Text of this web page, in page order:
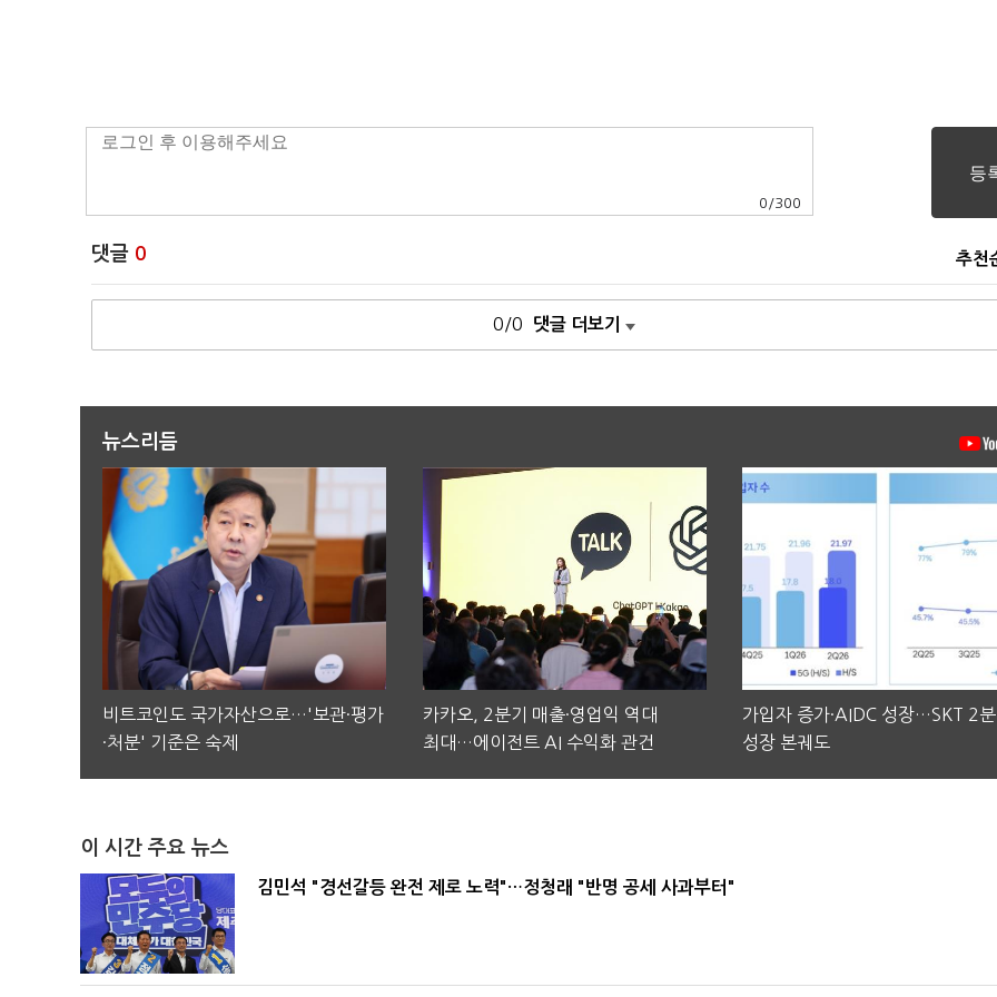
0 /300
댓글 0 추천
0/0 댓글 더보기
뉴스리듬
비트코인도 국가자산으로…'보관·평가
·처분' 기준은 숙제
카카오, 2분기 매출·영업익 역대
최대…에이전트 AI 수익화 관건
가입자 증가·AIDC 성장…SKT 2
성장 본궤도
이 시간 주요 뉴스
김민석 "경선갈등 완전 제로 노력"…정청래 "반명 공세 사과부터"